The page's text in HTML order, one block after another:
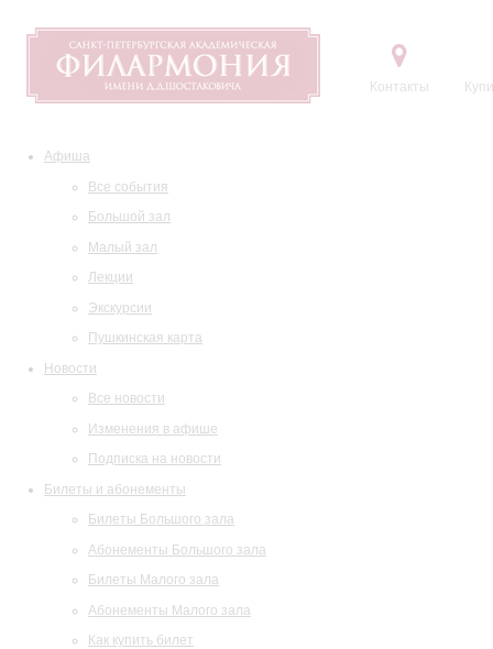
Контакты
Афиша
Все события
Большой зал
Малый зал
Лекции
Экскурсии
Пушкинская карта
Новости
Все новости
Изменения в афише
Подписка на новости
Билеты и абонементы
Билеты Большого зала
Абонементы Большого зала
Билеты Малого зала
Абонементы Малого зала
Как купить билет